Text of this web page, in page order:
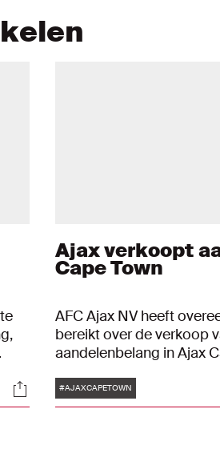
Socials
Ajax verkoopt
Cape Town
AFC Ajax NV heeft
bereikt over de verkoop
aandelenbelang in Ajax
zal uiterlijk 1 oktober
Tags
#AJAXCAPETOWN